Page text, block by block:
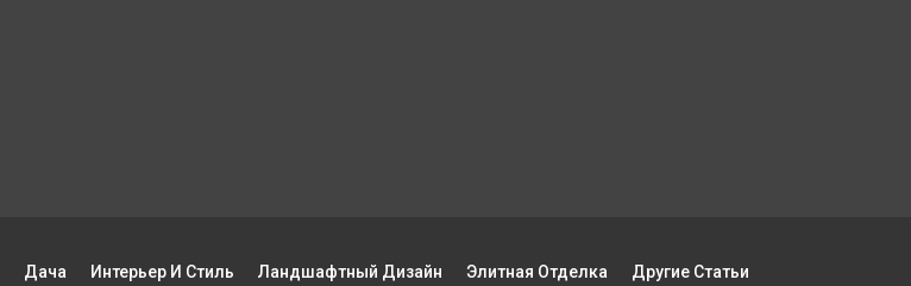
Дача Интерьер И Стиль Ландшафтный Дизайн Элитная Отделка Другие Статьи